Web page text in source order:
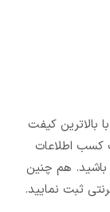
بالاترین کیفت
کسب اطلاعات
باشید. هم چنین
ثبت نمایید.